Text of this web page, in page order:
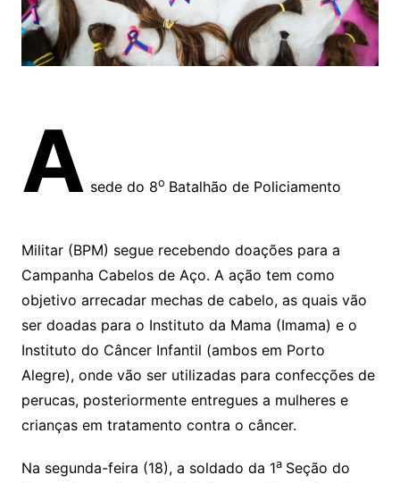
A sede do 8o Batalhão de Policiamento
Militar (BPM) segue recebendo doações para a
Campanha Cabelos de Aço. A ação tem como
objetivo arrecadar mechas de cabelo, as quais vão
ser doadas para o Instituto da Mama (Imama) e o
Instituto do Câncer Infantil (ambos em Porto
Alegre), onde vão ser utilizadas para confecções de
perucas, posteriormente entregues a mulheres e
crianças em tratamento contra o câncer.
Na segunda-feira (18), a soldado da 1a Seção do